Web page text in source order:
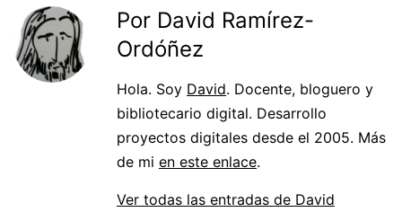
Por David Ramírez-
Ordóñez
Hola. Soy David. Docente, bloguero y
bibliotecario digital. Desarrollo
proyectos digitales desde el 2005. Más
de mi en este enlace.
Ver todas las entradas de David